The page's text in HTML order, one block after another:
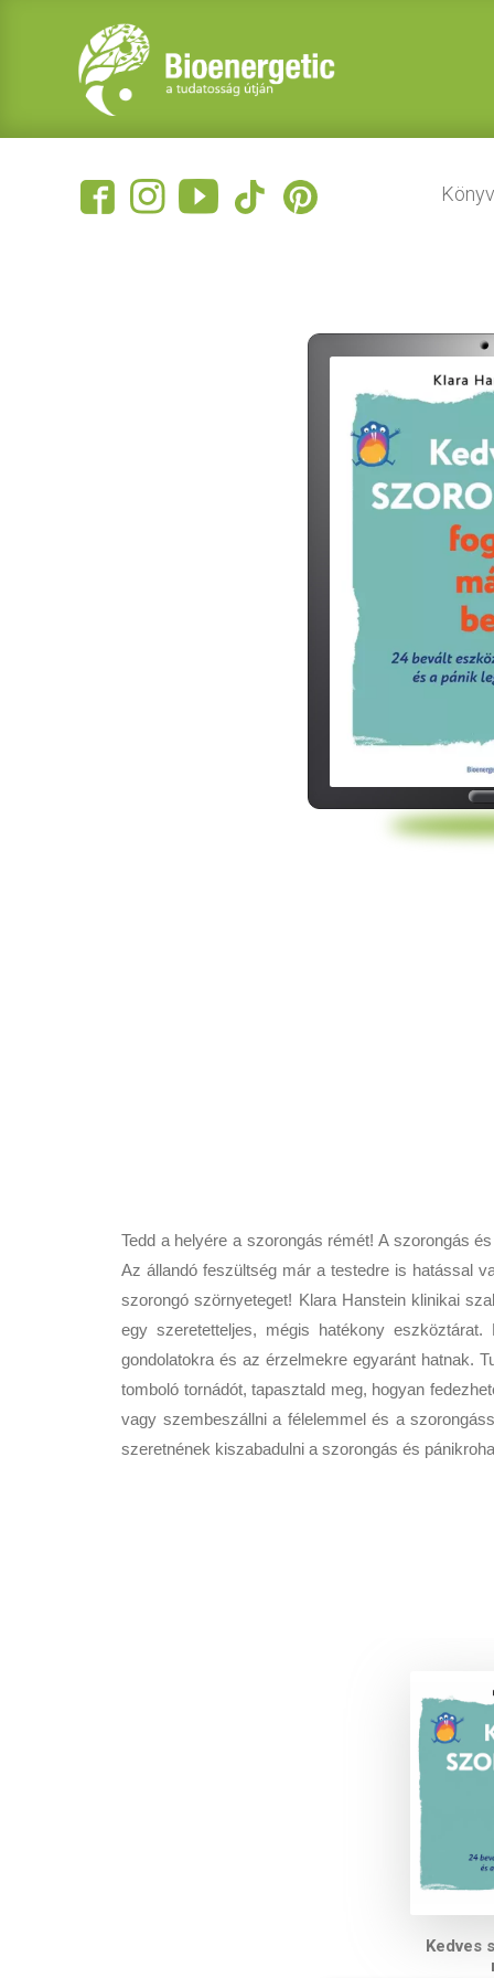
Tedd a helyére a szorongás rémét! A szorongás
Az állandó feszültség már a testedre is hatással
szorongó szörnyeteget! Klara Hanstein klinikai
egy szeretetteljes, mégis hatékony
gondolatokra és az érzelmekre egyaránt hatnak.
tomboló tornádót, tapasztald meg, hogyan
vagy szembeszállni a félelemmel és a
szeretnének kiszabadulni a szorongás és
Kedves